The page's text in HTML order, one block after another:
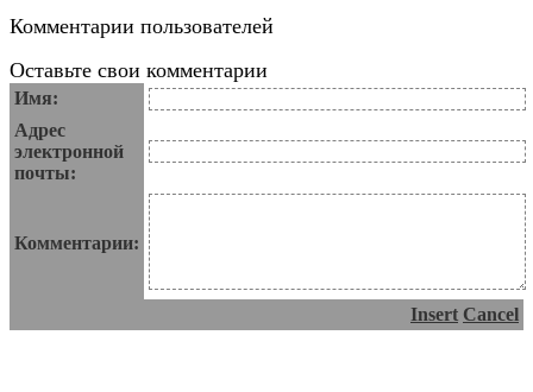
Комментарии пользователей
Оставьте свои комментарии
Имя:
Адрес
электронной
почты:
Комментарии:
Insert Cancel